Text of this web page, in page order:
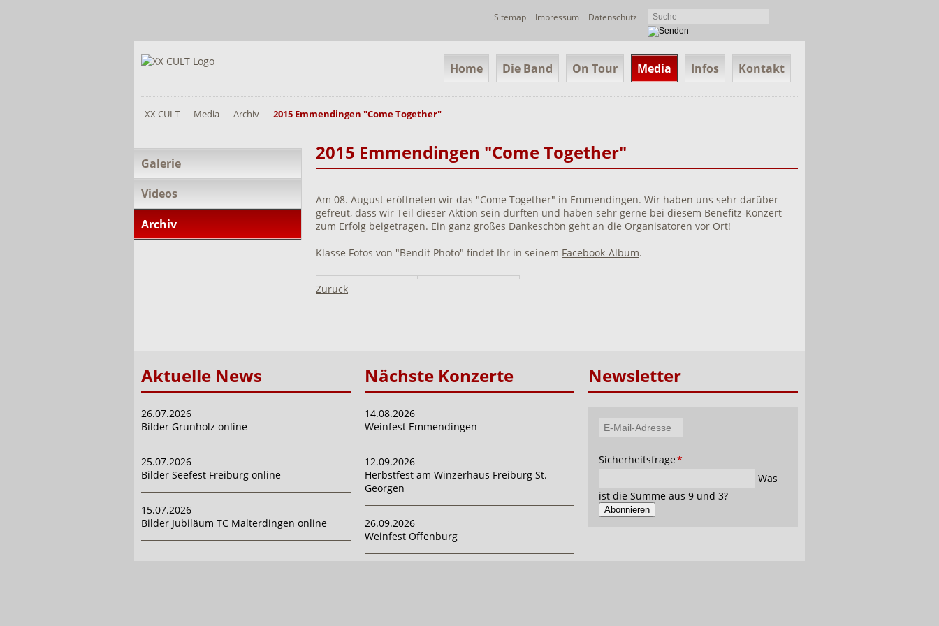
Navigation
Sitemap Impressum Datenschutz
überspringen
Home Die Band On Tour Media Infos Kontakt
XX CULT Media Archiv 2015 Emmendingen "Come Together"
2015 Emmendingen "Come Together"
Am 08. August eröffneten wir das "Come Together" in Emmendingen. Wir haben uns sehr darüber
gefreut, dass wir Teil dieser Aktion sein durften und haben sehr gerne bei diesem Benefitz-Konzert
zum Erfolg beigetragen. Ein ganz großes Dankeschön geht an die Organisatoren vor Ort!
Klasse Fotos von "Bendit Photo" findet Ihr in seinem Facebook-Album.
Zurück
Navigation
überspringen
Galerie
Videos
Archiv
Aktuelle News
26.07.2026
Bilder Grunholz online
25.07.2026
Bilder Seefest Freiburg online
15.07.2026
Bilder Jubiläum TC Malterdingen online
Nächste Konzerte
14.08.2026
Weinfest Emmendingen
12.09.2026
Herbstfest am Winzerhaus Freiburg St.
Georgen
26.09.2026
Weinfest Offenburg
Newsletter
Adresse
Pflichtfeld
Sicherheitsfrage*
Was
ist die Summe aus 9 und 3?
Abonnieren